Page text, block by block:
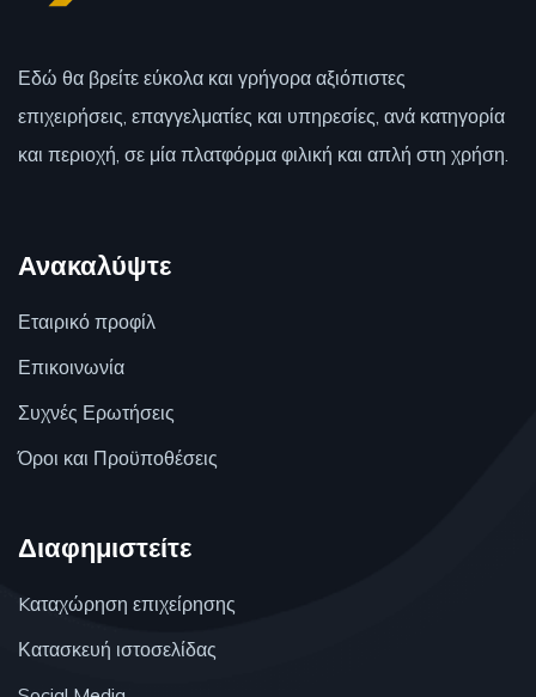
Εδώ θα βρείτε εύκολα και γρήγορα αξιόπιστες
επιχειρήσεις, επαγγελματίες και υπηρεσίες, ανά κατηγορία
και περιοχή, σε μία πλατφόρμα φιλική και απλή στη χρήση.
Ανακαλύψτε
Εταιρικό προφίλ
Επικοινωνία
Συχνές Ερωτήσεις
Όροι και Προϋποθέσεις
Διαφημιστείτε
Kαταχώρηση επιχείρησης
Κατασκευή ιστοσελίδας